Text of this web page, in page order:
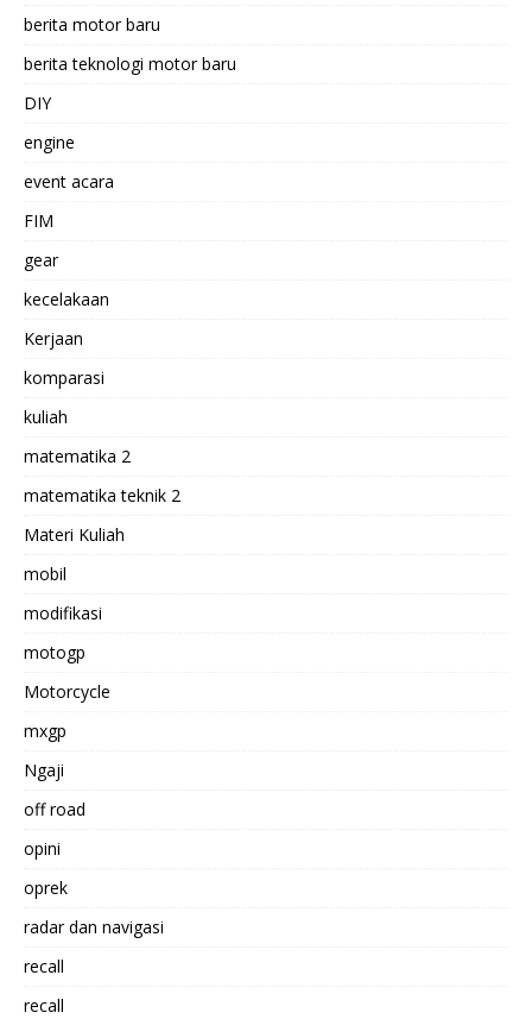
berita motor baru
berita teknologi motor baru
DIY
engine
event acara
FIM
gear
kecelakaan
Kerjaan
komparasi
kuliah
matematika 2
matematika teknik 2
Materi Kuliah
mobil
modifikasi
motogp
Motorcycle
mxgp
Ngaji
off road
opini
oprek
radar dan navigasi
recall
recall